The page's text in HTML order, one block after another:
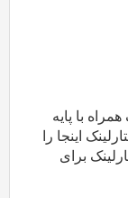
با پایه
اینجا را
برای واحد پایه و یک کابل 75 فوتی استارلینک برای